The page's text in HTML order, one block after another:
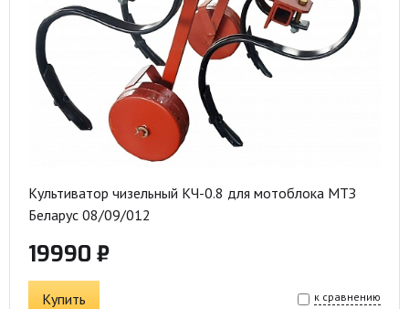
Культиватор чизельный КЧ-0.8 для мотоблока МТЗ
Беларус 08/09/012
19990 ₽
Купить к сравнению